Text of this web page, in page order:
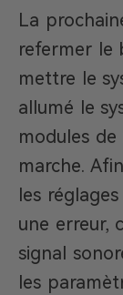
La
refermer le
mettre le
allumé le
modules
marche.
les
une erreur,
signal
les